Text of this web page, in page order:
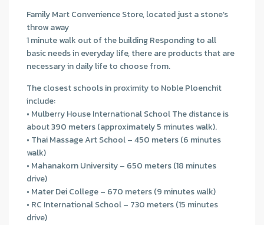
Family Mart Convenience Store, located just a stone’s
throw away
1 minute walk out of the building Responding to all
basic needs in everyday life, there are products that are
necessary in daily life to choose from.
The closest schools in proximity to Noble Ploenchit
include:
• Mulberry House International School The distance is
about 390 meters (approximately 5 minutes walk).
• Thai Massage Art School – 450 meters (6 minutes
walk)
• Mahanakorn University – 650 meters (18 minutes
drive)
• Mater Dei College – 670 meters (9 minutes walk)
• RC International School – 730 meters (15 minutes
drive)